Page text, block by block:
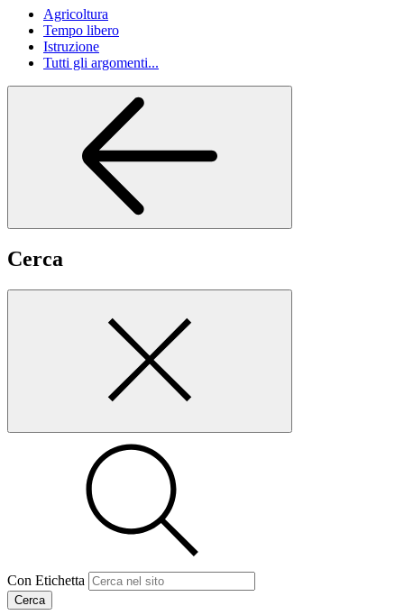
Agricoltura
Tempo libero
Istruzione
Tutti gli argomenti...
Cerca
Con Etichetta
Cerca